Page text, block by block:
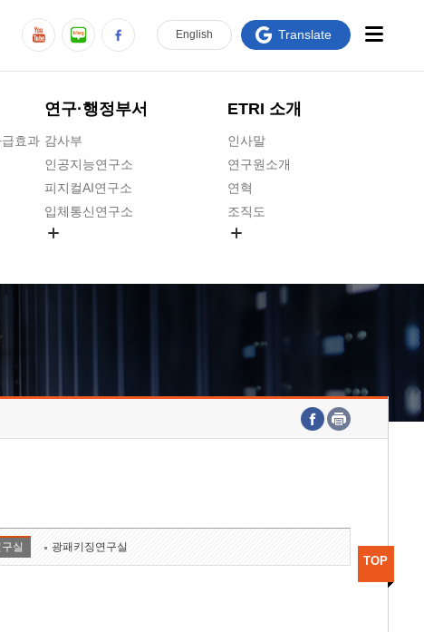
효과
연구·행정부서
감사부
인공지능연구소
피지컬AI연구소
입체통신연구소
호남권연구본부
기획본부
ETRI 소개
인사말
연구원소개
연혁
조직도
연구원 고객헌장
주요업무연락처
English Translate
실 광패키징연구실
TOP